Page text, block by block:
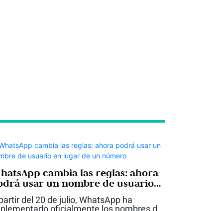
cambia las reglas: ahora
usar un nombre de usuario
lugar de un número
del 20 de julio, WhatsApp ha